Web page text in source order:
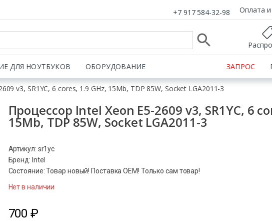
+7 917 584-32-98 Оплата и
ДЛЯ НОУТБУКОВ ОБОРУДОВАНИЕ ЗАПРОС
v3, SR1YC, 6 cores, 1.9 GHz, 15Mb, TDP 85W, Socket LGA2011-3
Процессор Intel Xeon E5-2609 v3, SR1YC, 6
15Mb, TDP 85W, Socket LGA2011-3
Артикул: sr1yc
Бренд: Intel
Состояние: Товар новый! Поставка ОЕМ! Только сам товар!
Нет в наличии
700₽